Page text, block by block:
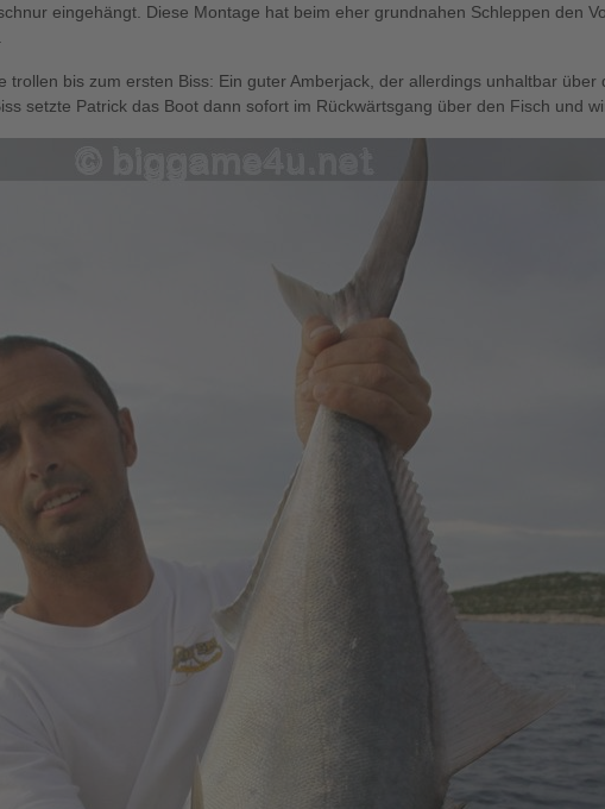
eingehängt. Diese Montage hat beim eher grundnahen Schleppen den
trollen bis zum ersten Biss: Ein guter Amberjack, der allerdings unhaltbar
setzte Patrick das Boot dann sofort im Rückwärtsgang über den Fisch und